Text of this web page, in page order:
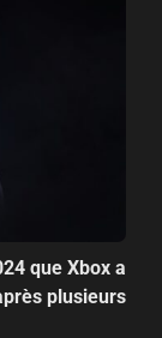
que Xbox a
plusieurs